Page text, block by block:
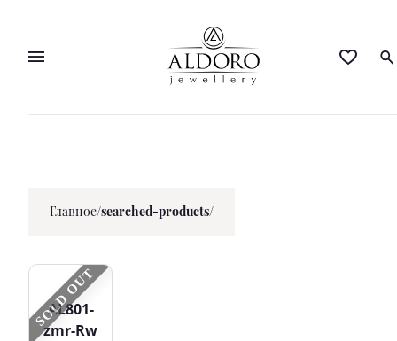
Главное/searched-products/
SOLD OUT
AL801-
zmr-Rw